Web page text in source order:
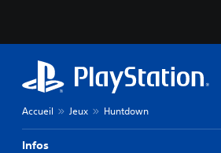
Accueil Jeux Huntdown
Infos